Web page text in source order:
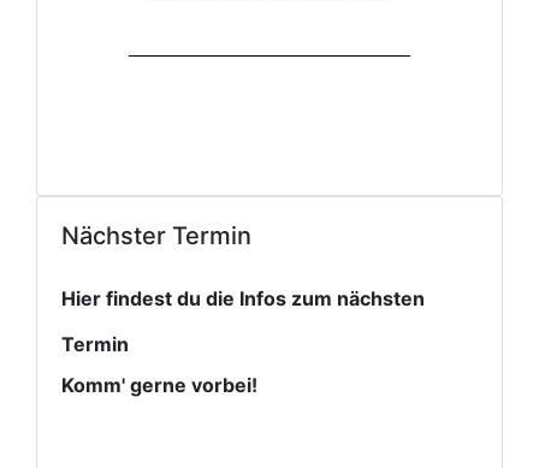
Nächster Termin
Hier findest du die Infos zum nächsten
Termin
Komm' gerne vorbei!